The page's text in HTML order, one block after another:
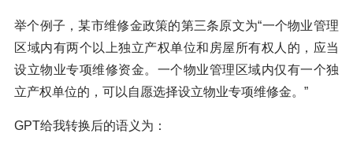
举个例子，某市维修金政策的第三条原文为“一个物业管理
区域内有两个以上独立产权单位和房屋所有权人的，应当
设立物业专项维修资金。一个物业管理区域内仅有一个独
立产权单位的，可以自愿选择设立物业专项维修金。”
GPT给我转换后的语义为：